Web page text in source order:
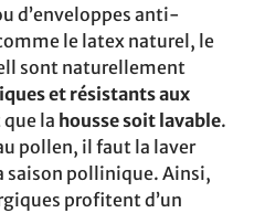
d’enveloppes anti-
le latex naturel, le
sont naturellement
et résistants aux
la housse soit lavable.
pollen, il faut la laver
saison pollinique. Ainsi,
profitent d’un